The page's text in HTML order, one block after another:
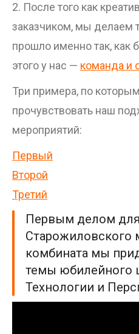
2. После того как
заказчиком, мы делаем
прошло именно так, как
этого у нас — команда и
Три примера, по
прочувствовать наш
мероприятий:
Первый
Второй
Третий
Первым делом
Старожиловского
комбината мы
темы юбилейного
Технологии и